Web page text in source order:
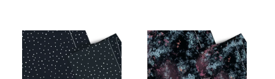
Nejdražší
Nejprodávanější
Abecedně